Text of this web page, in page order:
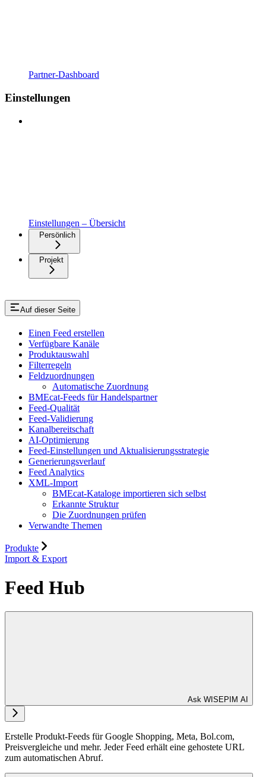
Partner-Dashboard
Einstellungen
Einstellungen – Übersicht
Persönlich
Projekt
Auf dieser Seite
Einen Feed erstellen
Verfügbare Kanäle
Produktauswahl
Filterregeln
Feldzuordnungen
Automatische Zuordnung
BMEcat-Feeds für Handelspartner
Feed-Qualität
Feed-Validierung
Kanalbereitschaft
AI-Optimierung
Feed-Einstellungen und Aktualisierungsstrategie
Generierungsverlauf
Feed Analytics
XML-Import
BMEcat-Kataloge importieren sich selbst
Erkannte Struktur
Die Zuordnungen prüfen
Verwandte Themen
Produkte
Import & Export
Feed Hub
Ask WISEPIM AI
Erstelle Produkt-Feeds für Google Shopping, Meta, Bol.com,
Preisvergleiche und mehr. Jeder Feed erhält eine gehostete URL
zum automatischen Abruf.